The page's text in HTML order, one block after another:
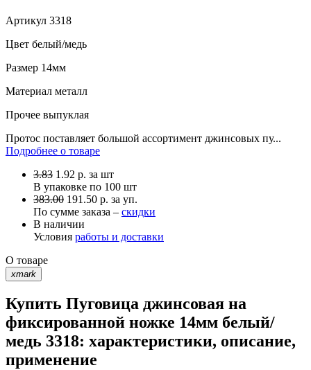
Артикул 3318
Цвет белый/медь
Размер 14мм
Материал металл
Прочее выпуклая
Протос поставляет большой ассортимент джинсовых пу...
Подробнее о товаре
3.83 1.92 р. за шт
В упаковке по 100 шт
383.00 191.50 р. за уп.
По сумме заказа – скидки
В наличии
Условия работы и доставки
О товаре
xmark
Купить Пуговица джинсовая на
фиксированной ножке 14мм белый/
медь 3318: характеристики, описание,
применение